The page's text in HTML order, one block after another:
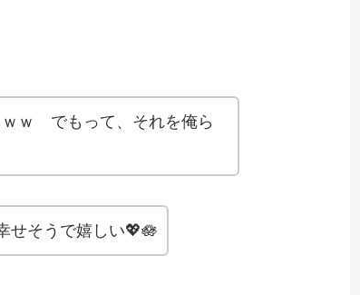
ｗｗ でもって、それを俺ら
せそうで嬉しい💖🪷